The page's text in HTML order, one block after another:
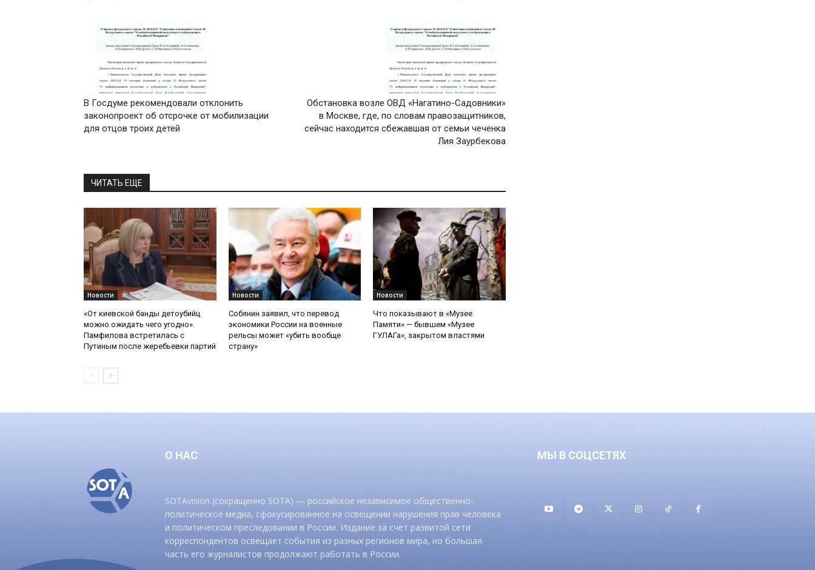
В Госдуме рекомендовали отклонить
законопроект об отсрочке от мобилизации
для отцов троих детей
Обстановка возле ОВД «Нагатино-Садовники»
в Москве, где, по словам правозащитников,
сейчас находится сбежавшая от семьи чеченка
Лия Заурбекова
ЧИТАТЬ ЕЩЕ
Новости
«От киевской банды детоубийц
можно ожидать чего угодно».
Памфилова встретилась с
Путиным после жеребьевки партий
Новости
Собянин заявил, что перевод
экономики России на военные
рельсы может «убить вообще
страну»
Новости
Что показывают в «Музее
Памяти» — бывшем «Музее
ГУЛАГа», закрытом властями
О НАС
SOTAvision (сокращенно SOTA) — российское независимое общественно-
политическое медиа, сфокусированное на освещении нарушения прав человека
и политическом преследовании в России. Издание за счет развитой сети
корреспондентов освещает события из разных регионов мира, но большая
часть его журналистов продолжают работать в России.
МЫ В СОЦСЕТЯХ